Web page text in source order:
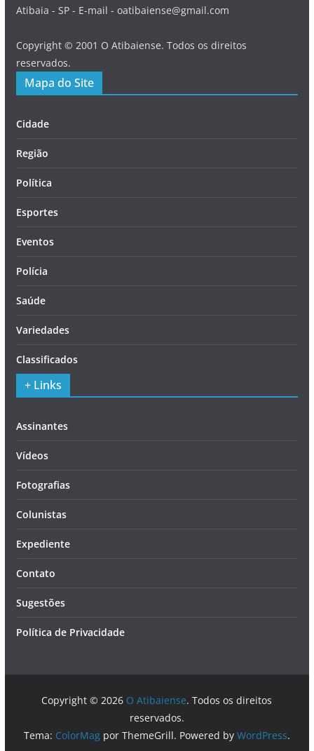
Atibaia - SP - E-mail - oatibaiense@gmail.com
Copyright © 2001 O Atibaiense. Todos os direitos
reservados.
Mapa do Site
Cidade
Região
Política
Esportes
Eventos
Polícia
Saúde
Variedades
Classificados
+ Links
Assinantes
Vídeos
Fotografias
Colunistas
Expediente
Contato
Sugestões
Política de Privacidade
Copyright © 2026 O Atibaiense. Todos os direitos
reservados.
Tema: ColorMagpor ThemeGrill. Powered by WordPress.